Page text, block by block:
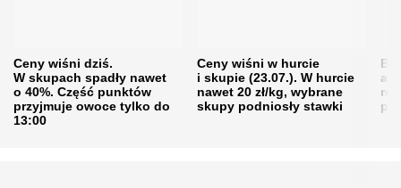
Ceny wiśni dziś.
W skupach spadły nawet
o 40%. Część punktów
przyjmuje owoce tylko do
13:00
Ceny wiśni w hurcie
i skupie (23.07.). W hurcie
nawet 20 zł/kg, wybrane
skupy podniosły stawki